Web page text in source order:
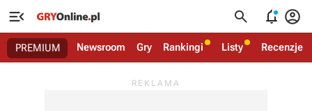
   
PREMIUM Newsroom Gry Rankingi Listy Recenzje